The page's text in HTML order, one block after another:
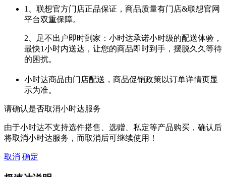
1、联想官方门店正品保证，商品质量有门店&联想官网
平台双重保障。
2、足不出户即时到家：小时达承诺小时级的配送体验，
最快1小时内送达，让您的商品即时到手，摆脱久久等待
的困扰。
小时达商品由门店配送，商品促销政策以订单详情页显
示为准。
请确认是否取消小时达服务
由于小时达不支持选件搭售、选赠、私定等产品购买，确认后
将取消小时达服务，而取消后可继续使用！
取消 确定